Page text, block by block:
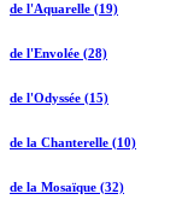
de l'Aquarelle (19)
de l'Envolée (28)
de l'Odyssée (15)
de la Chanterelle (10)
de la Mosaïque (32)